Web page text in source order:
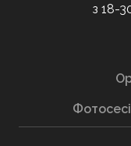
з 18-